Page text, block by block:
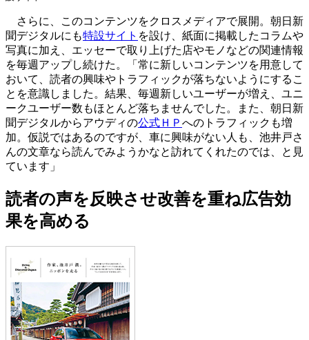
さらに、このコンテンツをクロスメディアで展開。朝日新
聞デジタルにも特設サイト を設け、紙面に掲載したコラムや
写真に加え、エッセーで取り上げた店やモノなどの関連情報
を毎週アップし続けた。「常に新しいコンテンツを用意して
おいて、読者の興味やトラフィックが落ちないようにするこ
とを意識しました。結果、毎週新しいユーザーが増え、ユニ
ークユーザー数もほとんど落ちませんでした。また、朝日新
聞デジタルからアウディの公式ＨＰ へのトラフィックも増
加。仮説ではあるのですが、車に興味がない人も、池井戸さ
んの文章なら読んでみようかなと訪れてくれたのでは、と見
ています」
読者の声を反映させ改善を重ね広告効
果を高める